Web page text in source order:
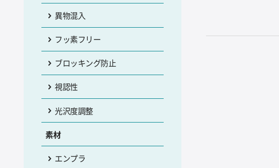
異物混入
フッ素フリー
ブロッキング防止
視認性
光沢度調整
素材
エンプラ